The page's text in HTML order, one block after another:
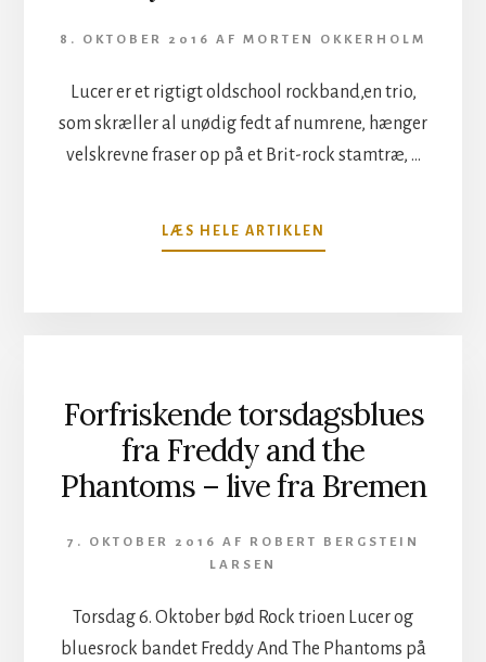
8. OKTOBER 2016 AF MORTEN OKKERHOLM
Lucer er et rigtigt oldschool rockband,en trio,
som skræller al unødig fedt af numrene, hænger
velskrevne fraser op på et Brit-rock stamtræ, …
LÆS HELE ARTIKLEN
ITS
IT!
Forfriskende torsdagsblues
fra Freddy and the
Phantoms – live fra Bremen
7. OKTOBER 2016 AF
ROBERT BERGSTEIN
LARSEN
Torsdag 6. Oktober bød Rock trioen Lucer og
bluesrock bandet Freddy And The Phantoms på